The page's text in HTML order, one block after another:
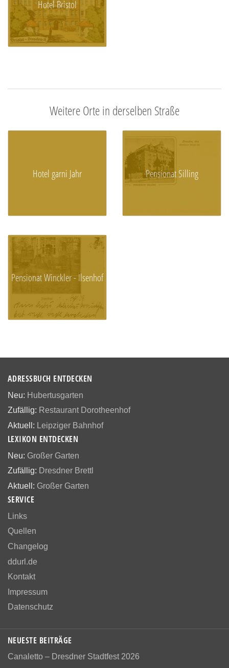
Hotel Bristol
Weitere Orte in derselben Straße
Hotel garni Jahr Pensionat Silling
Pensionat Winckler - Ilsenhof
ADRESSBUCH ENTDECKEN
Neu: Hubertusgarten
Zufällig: Restaurant Dorotheenhof
Aktuell: Leipziger Bahnhof
LEXIKON ENTDECKEN
Neu: Großer Garten
Zufällig: Dresdner Brettl
Aktuell: Großer Garten
SERVICE
Links
Quellen
Changelog
ddurl.de
Kontakt
Impressum
Datenschutz
NEUESTE BEITRÄGE
Canaletto – Dresdner Stadtfest 2026